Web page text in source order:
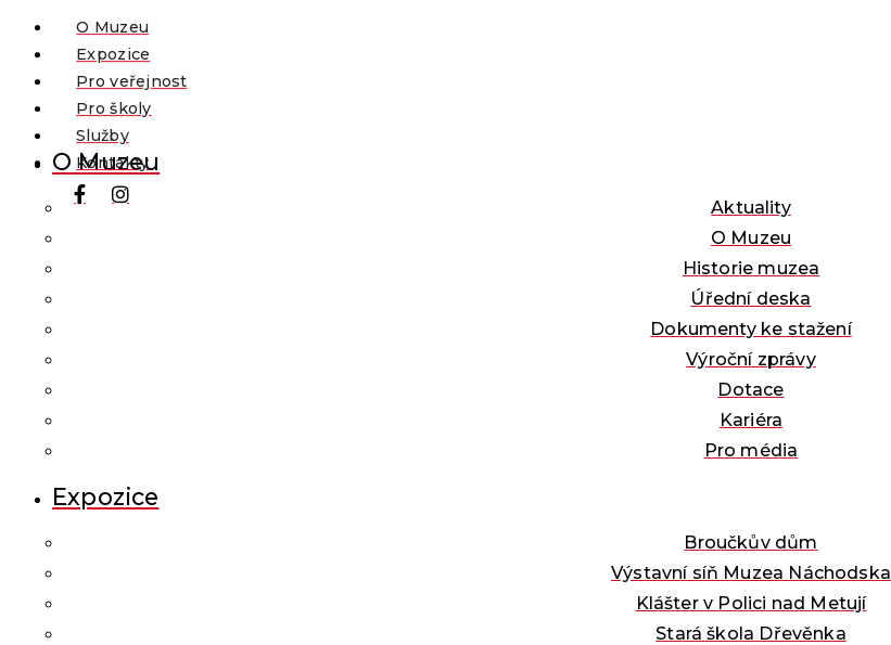
O Muzeu
Expozice
Pro veřejnost
Pro školy
Služby
Kontakty
O Muzeu
Aktuality
O Muzeu
Historie muzea
Úřední deska
Dokumenty ke stažení
Výroční zprávy
Dotace
Kariéra
Pro média
Expozice
Broučkův dům
Výstavní síň Muzea Náchodska
Klášter v Polici nad Metují
Stará škola Dřevěnka